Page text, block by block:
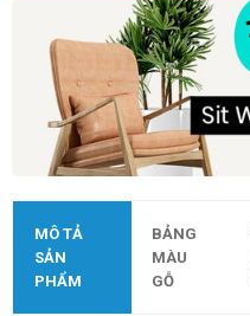
MÔ TẢ
SẢN
PHẨM
BẢNG
MÀU
GỖ